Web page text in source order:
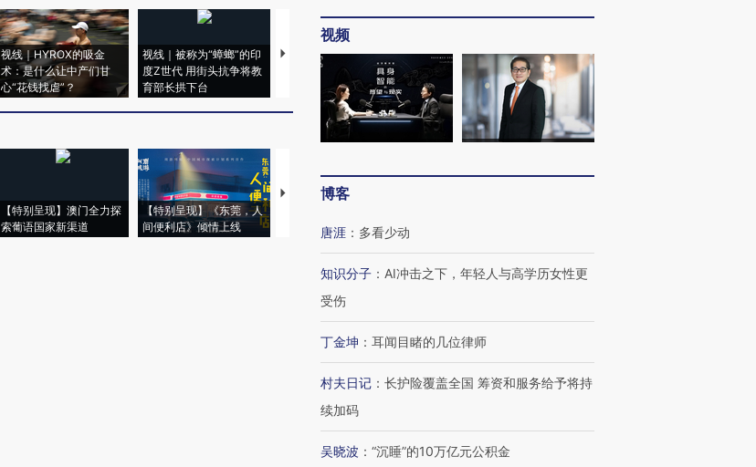
视线｜HYROX的吸金
术：是什么让中产们甘
心“花钱找虐”？
视线｜被称为“蟑螂”的印
度Z世代 用街头抗争将教
育部长拱下台
视线｜“入侵”还是“人道危
机”？难民潮撕裂西班牙
湖北宜昌局部短时降雨
128毫米 紧急转移近
4000人
哈尔滨遭遇短时极端强降
雨 3小时累计雨量超80毫
【特别呈现】澳门全力探
索葡语国家新渠道
【特别呈现】《东莞，人
间便利店》倾情上线
【推广】走进第四届链博
视频
博客
唐涯 ： 多看少动
知识分子 ： AI冲击之下，年轻人与高学历女性更
受伤
丁金坤 ： 耳闻目睹的几位律师
村夫日记 ： 长护险覆盖全国 筹资和服务给予将持
续加码
吴晓波 ： “沉睡”的10万亿元公积金